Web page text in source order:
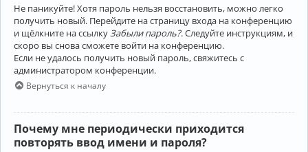
Не паникуйте! Хотя пароль нельзя восстановить, можно легко
получить новый. Перейдите на страницу входа на конференцию
и щёлкните на ссылку Забыли пароль?. Следуйте инструкциям, и
скоро вы снова сможете войти на конференцию.
Если не удалось получить новый пароль, свяжитесь с
администратором конференции.
Вернуться к началу
Почему мне периодически приходится
повторять ввод имени и пароля?